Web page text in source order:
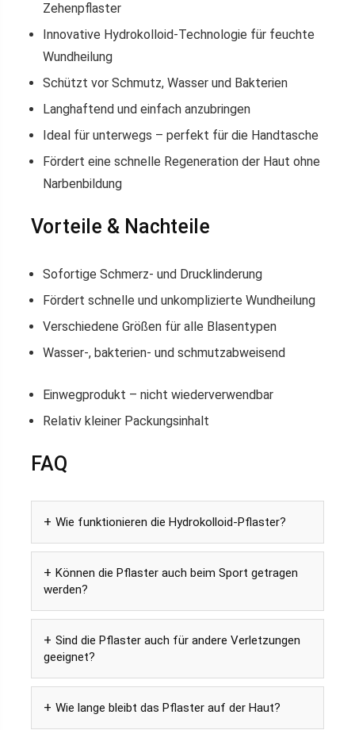
Zehenpflaster
Innovative Hydrokolloid-Technologie für feuchte
Wundheilung
Schützt vor Schmutz, Wasser und Bakterien
Langhaftend und einfach anzubringen
Ideal für unterwegs – perfekt für die Handtasche
Fördert eine schnelle Regeneration der Haut ohne
Narbenbildung
Vorteile & Nachteile
Sofortige Schmerz- und Drucklinderung
Fördert schnelle und unkomplizierte Wundheilung
Verschiedene Größen für alle Blasentypen
Wasser-, bakterien- und schmutzabweisend
Einwegprodukt – nicht wiederverwendbar
Relativ kleiner Packungsinhalt
FAQ
Wie funktionieren die Hydrokolloid-Pflaster?
Können die Pflaster auch beim Sport getragen
werden?
Sind die Pflaster auch für andere Verletzungen
geeignet?
Wie lange bleibt das Pflaster auf der Haut?